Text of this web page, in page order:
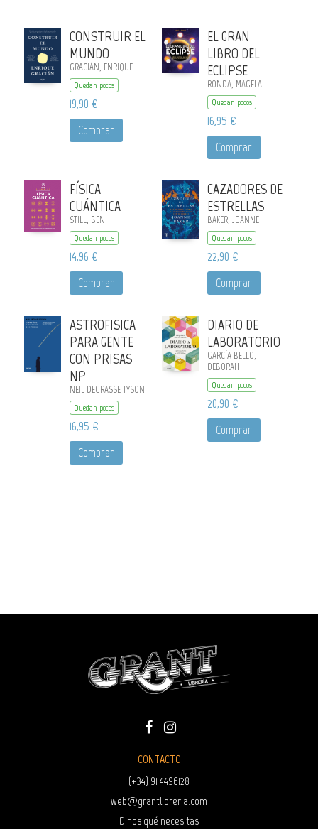
CONSTRUIR EL
MUNDO
GRACIÁN, ENRIQUE
Quedan pocos
19,90 €
Comprar
EL GRAN
LIBRO DEL
ECLIPSE
RONDA, MAGELA
Quedan pocos
16,95 €
Comprar
FÍSICA
CUÁNTICA
STILL, BEN
Quedan pocos
14,96 €
Comprar
CAZADORES DE
ESTRELLAS
BAKER, JOANNE
Quedan pocos
22,90 €
Comprar
ASTROFISICA
PARA GENTE
CON PRISAS
NP
NEIL DEGRASSE TYSON
Quedan pocos
16,95 €
Comprar
DIARIO DE
LABORATORIO
GARCÍA BELLO,
DEBORAH
Quedan pocos
20,90 €
Comprar
CONTACTO
(+34) 91 4496128
web@grantlibreria.com
Dinos qué necesitas